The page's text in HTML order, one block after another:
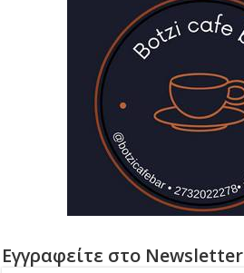
Εγγραφείτε στο Newsletter